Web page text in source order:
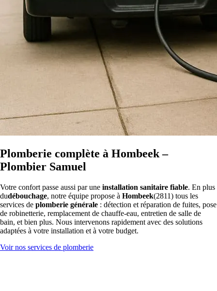
Plomberie complète à Hombeek –
Plombier Samuel
Votre confort passe aussi par une installation sanitaire fiable. En plus
dudébouchage, notre équipe propose à Hombeek(2811) tous les
services de plomberie générale : détection et réparation de fuites, pose
de robinetterie, remplacement de chauffe-eau, entretien de salle de
bain, et bien plus. Nous intervenons rapidement avec des solutions
adaptées à votre installation et à votre budget.
Voir nos services de plomberie